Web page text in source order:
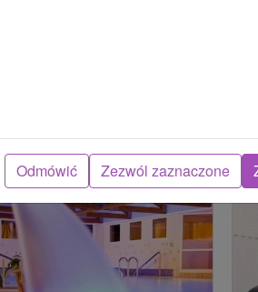
Odmówić Zezwól zaznaczone